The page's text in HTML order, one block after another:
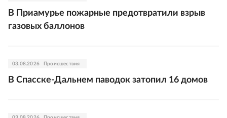
В Приамурье пожарные предотвратили взрыв
газовых баллонов
03.08.2026 Происшествия
В Спасске-Дальнем паводок затопил 16 домов